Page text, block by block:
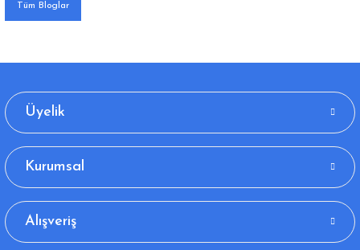
Tüm Bloglar
Üyelik
Kurumsal
Alışveriş